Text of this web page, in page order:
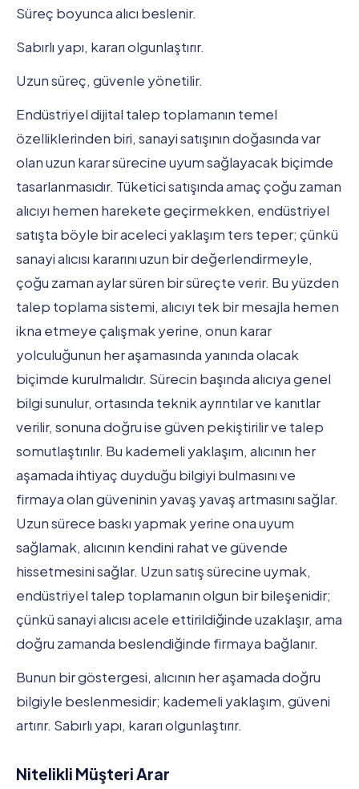
Süreç boyunca alıcı beslenir.
Sabırlı yapı, kararı olgunlaştırır.
Uzun süreç, güvenle yönetilir.
Endüstriyel dijital talep toplamanın temel
özelliklerinden biri, sanayi satışının doğasında var
olan uzun karar sürecine uyum sağlayacak biçimde
tasarlanmasıdır. Tüketici satışında amaç çoğu zaman
alıcıyı hemen harekete geçirmekken, endüstriyel
satışta böyle bir aceleci yaklaşım ters teper; çünkü
sanayi alıcısı kararını uzun bir değerlendirmeyle,
çoğu zaman aylar süren bir süreçte verir. Bu yüzden
talep toplama sistemi, alıcıyı tek bir mesajla hemen
ikna etmeye çalışmak yerine, onun karar
yolculuğunun her aşamasında yanında olacak
biçimde kurulmalıdır. Sürecin başında alıcıya genel
bilgi sunulur, ortasında teknik ayrıntılar ve kanıtlar
verilir, sonuna doğru ise güven pekiştirilir ve talep
somutlaştırılır. Bu kademeli yaklaşım, alıcının her
aşamada ihtiyaç duyduğu bilgiyi bulmasını ve
firmaya olan güveninin yavaş yavaş artmasını sağlar.
Uzun sürece baskı yapmak yerine ona uyum
sağlamak, alıcının kendini rahat ve güvende
hissetmesini sağlar. Uzun satış sürecine uymak,
endüstriyel talep toplamanın olgun bir bileşenidir;
çünkü sanayi alıcısı acele ettirildiğinde uzaklaşır, ama
doğru zamanda beslendiğinde firmaya bağlanır.
Bunun bir göstergesi, alıcının her aşamada doğru
bilgiyle beslenmesidir; kademeli yaklaşım, güveni
artırır. Sabırlı yapı, kararı olgunlaştırır.
Nitelikli Müşteri Arar